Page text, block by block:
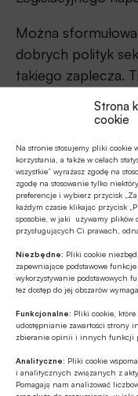
Strona
cookie
Na stronie stosujemy pliki cookie
korzystania, a także w celach
wszystkie” wyrażasz zgodę na
zgodę na stosowanie tylko
preferencje i wybierz przycisk
każdym czasie klikając przycisk
sposobie, w jaki używamy plików
przysługujących Ci prawach,
Niezbędne: Pliki cookie
zapewniające podstawowe
wykorzystywanie podstawowych
tez dostęp do jej obszarów
Funkcjonalne: Pliki cookie,
udostępnianie zawartości strony
zbieranie opinii i innych funkcji
Analityczne: Pliki cookie
i analitycznych związanych z
Pomagają nam analizować
Można
dobrych polityk
takiego zaplecza.
charakteru
w głowie rodzi się
chcieli korzystać z
solidnie pracować
dla obecnych i
I już zupełnie na
może oznaczać
dla naszego
Oprac. KM